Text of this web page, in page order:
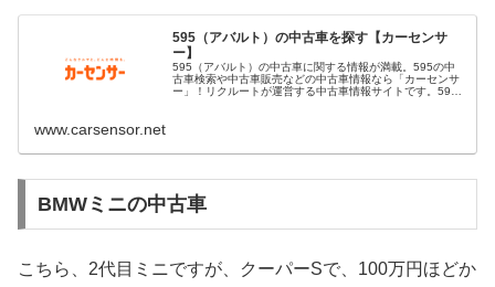
595（アバルト）の中古車を探す【カーセンサ
ー】
595（アバルト）の中古車に関する情報が満載。595の中
古車検索や中古車販売などの中古車情報なら「カーセンサ
ー」！リクルートが運営する中古車情報サイトです。595
www.carsensor.net
BMWミニの中古車
こちら、2代目ミニですが、クーパーSで、100万円ほどか